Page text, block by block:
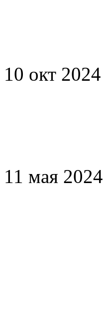
10 окт 2024
11 мая 2024